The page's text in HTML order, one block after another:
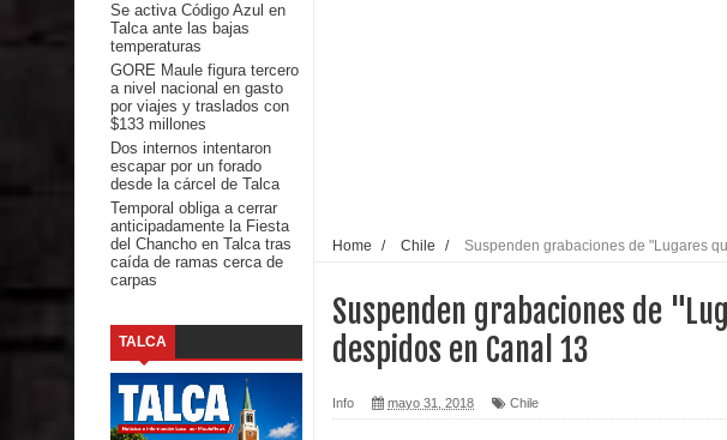
Alta positividad en influenza hace que expertos reiteren llamado a vacunarse
Mario Meza endurece críticas contra ministra de Salud por dejar fuera a
Seremi de Desarrollo Social y Familia mantiene despliegue para apoyar a
emergencia.
Del anime al K-pop: especialistas U. de Chile analizan el creciente interés por
Talca
Diputado Jorge Guzmán rechaza proyecto de interconexión eléctrica en la
impacto ambiental
Se activa Código Azul en
Talca ante las bajas
temperaturas
GORE Maule figura tercero
a nivel nacional en gasto
por viajes y traslados con
$133 millones
Dos internos intentaron
escapar por un forado
desde la cárcel de Talca
Temporal obliga a cerrar
anticipadamente la Fiesta
del Chancho en Talca tras
caída de ramas cerca de
carpas
TALCA
Home / Chile / Suspenden grabaciones de "Lugares
Suspenden grabaciones de
despidos en Canal 13
Info mayo 31, 2018 Chile